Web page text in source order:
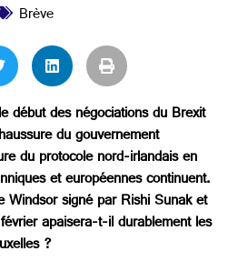
Brève
début des négociations du Brexit
du gouvernement
du protocole nord-irlandais en
et européennes continuent.
Windsor signé par Rishi Sunak et
apaisera-t-il durablement les
?